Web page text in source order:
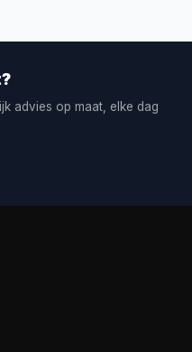
advies op maat, elke dag